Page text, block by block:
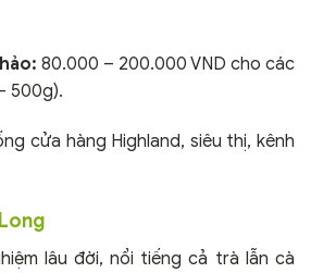
80.000 – 200.000 VND cho các
500g).
cửa hàng Highland, siêu thị, kênh
lâu đời, nổi tiếng cả trà lẫn cà